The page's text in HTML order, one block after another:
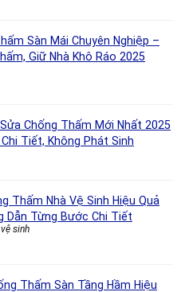
Sàn Mái Chuyên Nghiệp –
Giữ Nhà Khô Ráo 2025
Chống Thấm Mới Nhất 2025
Tiết, Không Phát Sinh
Thấm Nhà Vệ Sinh Hiệu Quả
Dẫn Từng Bước Chi Tiết
sinh
Thấm Sàn Tầng Hầm Hiệu